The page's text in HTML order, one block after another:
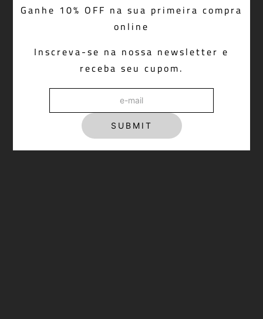
Ganhe 10% OFF na sua primeira compra
online
Inscreva-se na nossa newsletter e
receba seu cupom.
SUBMIT
Blazer Sophia Beige
R$ 1.998,00